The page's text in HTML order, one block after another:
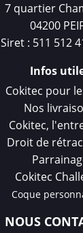
7 quartier
04200
Siret : 511 512
Infos
Cokitec pour
Nos
Cokitec,
Droit de
Cokitec
Coque
NOUS